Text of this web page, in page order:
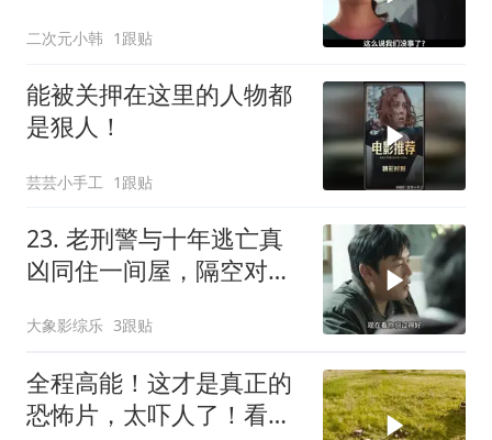
二次元小韩 1跟贴
能被关押在这里的人物都
是狠人！
芸芸小手工 1跟贴
23. 老刑警与十年逃亡真
凶同住一间屋，隔空对视
大象影综乐 3跟贴
全程高能！这才是真正的
恐怖片，太吓人了！看完